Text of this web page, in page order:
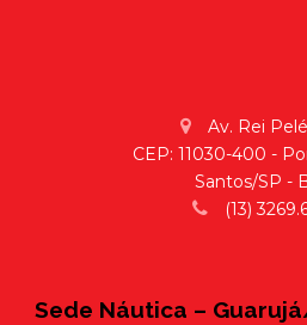
Av. Rei
CEP: 11030-400 -
Santos/SP -
(13)
Sede Náutica –